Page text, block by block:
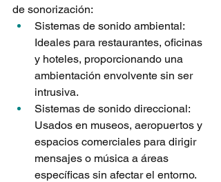
de sonorización:
Sistemas de sonido ambiental:
Ideales para restaurantes, oficinas
y hoteles, proporcionando una
ambientación envolvente sin ser
intrusiva.
Sistemas de sonido direccional:
Usados en museos, aeropuertos y
espacios comerciales para dirigir
mensajes o música a áreas
específicas sin afectar el entorno.